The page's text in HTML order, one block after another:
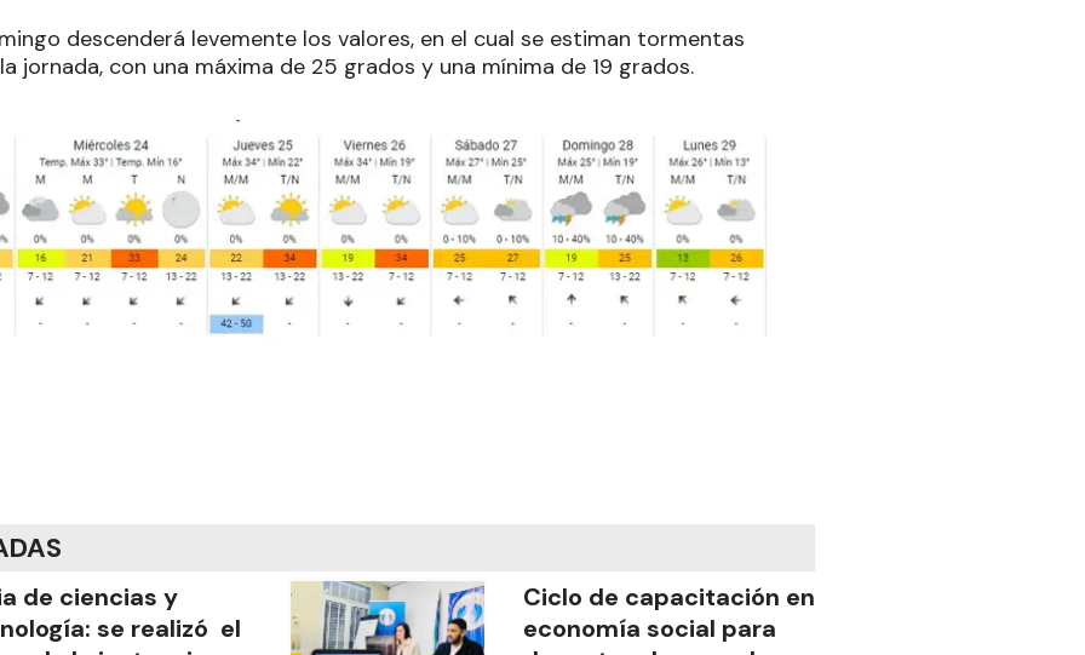
descenderá levemente los valores, en el cual se estiman tormentas
jornada, con una máxima de 25 grados y una mínima de 19 grados.
de ciencias y
se realizó el
Ciclo de capacitación en
economía social para